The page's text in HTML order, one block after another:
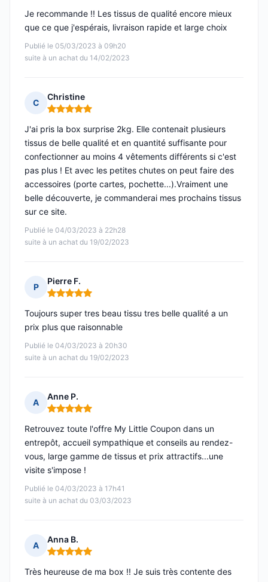
Publié le 05/03/2023 à 09h20
suite à un achat du 14/02/2023
Je recommande !! Les tissus de qualité encore mieux
que ce que j'espérais, livraison rapide et large choix
C
Christine
Note : 5 sur 5
Publié le 04/03/2023 à 22h28
suite à un achat du 19/02/2023
J'ai pris la box surprise 2kg. Elle contenait plusieurs
tissus de belle qualité et en quantité suffisante pour
confectionner au moins 4 vêtements différents si c'est
pas plus ! Et avec les petites chutes on peut faire des
accessoires (porte cartes, pochette...).Vraiment une
belle découverte, je commanderai mes prochains tissus
sur ce site.
P
Pierre F.
Note : 5 sur 5
Publié le 04/03/2023 à 20h30
suite à un achat du 19/02/2023
Toujours super tres beau tissu tres belle qualité a un
prix plus que raisonnable
A
Anne P.
Note : 5 sur 5
Publié le 04/03/2023 à 17h41
suite à un achat du 03/03/2023
Retrouvez toute l'offre My Little Coupon dans un
entrepôt, accueil sympathique et conseils au rendez-
vous, large gamme de tissus et prix attractifs...une
visite s'impose !
A
Anna B.
Note : 5 sur 5
Très heureuse de ma box !! Je suis très contente des